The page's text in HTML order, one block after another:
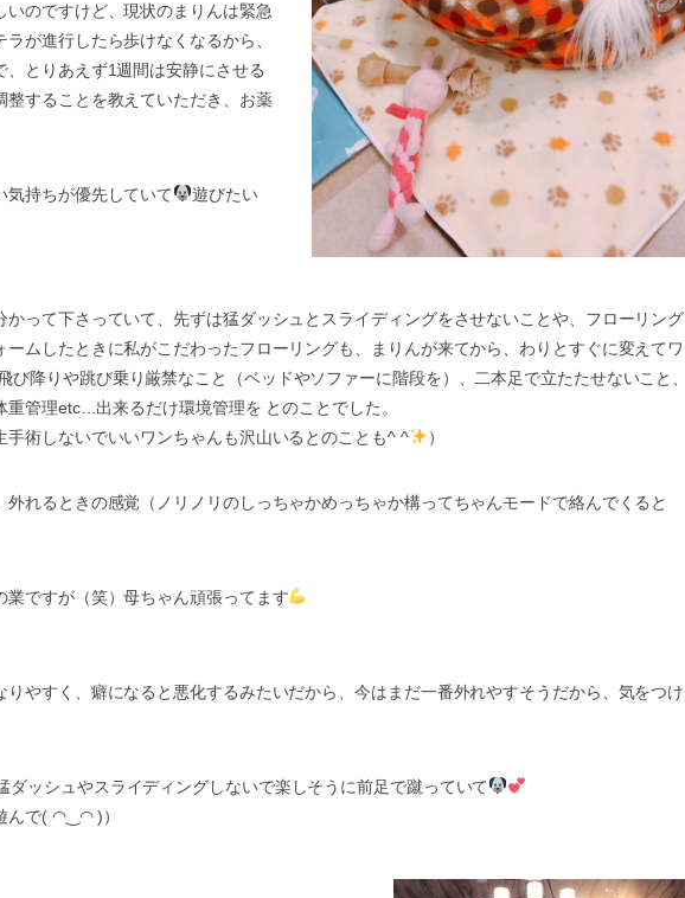
のですけど、現状のまりんは緊急
が進行したら歩けなくなるから、
とりあえず1週間は安静にさせる
整することを教えていただき、お薬
気持ちが優先していて
遊びたい
って下さっていて、先ずは猛ダッシュとスライディングをさせないことや、フローリング
ムしたときに私がこだわったフローリングも、まりんが来てから、わりとすぐに変えてワ
び降りや跳び乗り厳禁なこと（ベッドやソファーに階段を）、二本足で立たたせないこと、
管理etc…出来るだけ環境管理を とのことでした。
手術しないでいいワンちゃんも沢山いるとのことも^ ^
）
れるときの感覚（ノリノリのしっちゃかめっちゃか構ってちゃんモードで絡んでくると
ですが（笑）母ちゃん頑張ってます
やすく、癖になると悪化するみたいだから、今はまだ一番外れやすそうだから、気をつけ
ダッシュやスライディングしないで楽しそうに前足で蹴っていて
んで( ◠‿◠ )）